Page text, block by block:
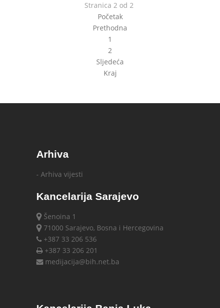
Stranica 2 od 2
Početak
Prethodna
1
2
Sljedeća
Kraj
Arhiva
- Arhiva vijesti
Kancelarija Sarajevo
Šenoina 1
71000 Sarajevo, Bosna i Hercegovina
+387 33 206 536
+387 33 206 201
medijacija@bih.net.ba